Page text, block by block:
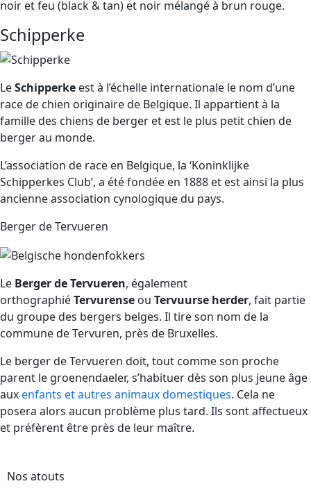
noir et feu (black & tan) et noir mélangé à brun rouge.
Schipperke
LeSchipperke est à l’échelle internationale le nom d’une
race de chien originaire de Belgique. Il appartient à la
famille des chiens de berger et est le plus petit chien de
berger au monde.
L’association de race en Belgique, la ‘Koninklijke
Schipperkes Club’, a été fondée en 1888 et est ainsi la plus
ancienne association cynologique du pays.
Berger de Tervueren
Le Berger de Tervueren, également
orthographiéTervurense ou Tervuurse herder, fait partie
du groupe des bergers belges. Il tire son nom de la
commune de Tervuren, près de Bruxelles.
Le berger de Tervueren doit, tout comme son proche
parent le groenendaeler, s’habituer dès son plus jeune âge
auxenfants et autres animaux domestiques. Cela ne
posera alors aucun problème plus tard. Ils sont affectueux
et préfèrent être près de leur maître.
Nos atouts